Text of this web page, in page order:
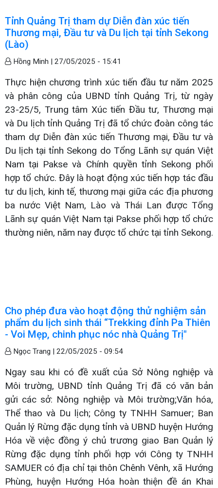
Tỉnh Quảng Trị tham dự Diễn đàn xúc tiến
Thương mại, Đầu tư và Du lịch tại tỉnh Sekong
(Lào)
Hồng Minh | 27/05/2025 - 15:41
Thực hiện chương trình xúc tiến đầu tư năm 2025
và phân công của UBND tỉnh Quảng Trị, từ ngày
23-25/5, Trung tâm Xúc tiến Đầu tư, Thương mại
và Du lịch tỉnh Quảng Trị đã tổ chức đoàn công tác
tham dự Diễn đàn xúc tiến Thương mại, Đầu tư và
Du lịch tại tỉnh Sekong do Tổng Lãnh sự quán Việt
Nam tại Pakse và Chính quyền tỉnh Sekong phối
hợp tổ chức. Đây là hoạt động xúc tiến hợp tác đầu
tư du lịch, kinh tế, thương mại giữa các địa phương
ba nước Việt Nam, Lào và Thái Lan được Tổng
Lãnh sự quán Việt Nam tại Pakse phối hợp tổ chức
thường niên, năm nay được tổ chức tại tỉnh Sekong.
Cho phép đưa vào hoạt động thử nghiệm sản
phẩm du lịch sinh thái “Trekking đỉnh Pa Thiên
- Voi Mẹp, chinh phục nóc nhà Quảng Trị"
Ngọc Trang | 22/05/2025 - 09:54
Ngay sau khi có đề xuất của Sở Nông nghiệp và
Môi trường, UBND tỉnh Quảng Trị đã có văn bản
gửi các sở: Nông nghiệp và Môi trường;Văn hóa,
Thể thao và Du lịch; Công ty TNHH Samuer; Ban
Quản lý Rừng đặc dụng tỉnh và UBND huyện Hướng
Hóa về việc đồng ý chủ trương giao Ban Quản lý
Rừng đặc dụng tỉnh phối hợp với Công ty TNHH
SAMUER có địa chỉ tại thôn Chênh Vênh, xã Hướng
Phùng, huyện Hướng Hóa hoàn thiện đề án Khai